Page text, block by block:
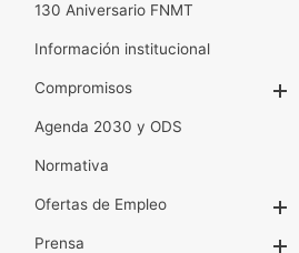
130 Aniversario FNMT
Información institucional
Compromisos
Agenda 2030 y ODS
Normativa
Ofertas de Empleo
Prensa